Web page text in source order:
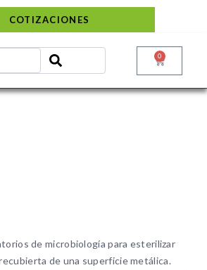
COTIZACIONES
0
de microbiología para esterilizar
de una superficie metálica.